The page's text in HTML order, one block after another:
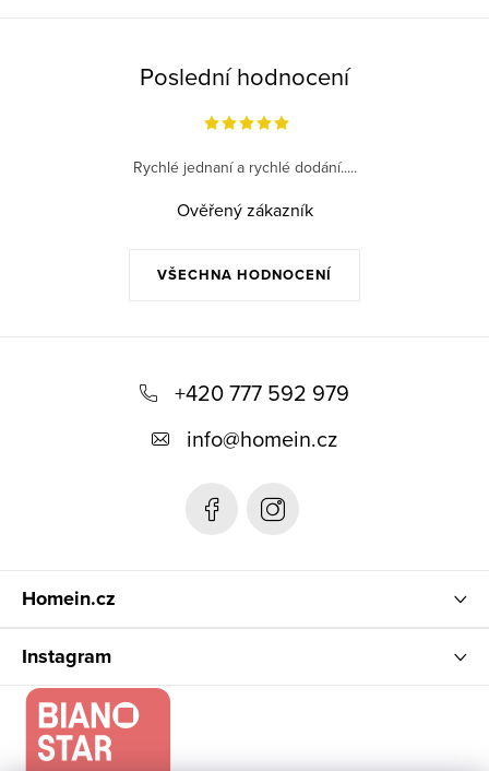
Poslední hodnocení
VŠECHNA HODNOCENÍ
Rychlé jednaní a rychlé dodání.....
Ověřený zákazník
+420 777 592 979
info@homein.cz
Homein.cz
Instagram